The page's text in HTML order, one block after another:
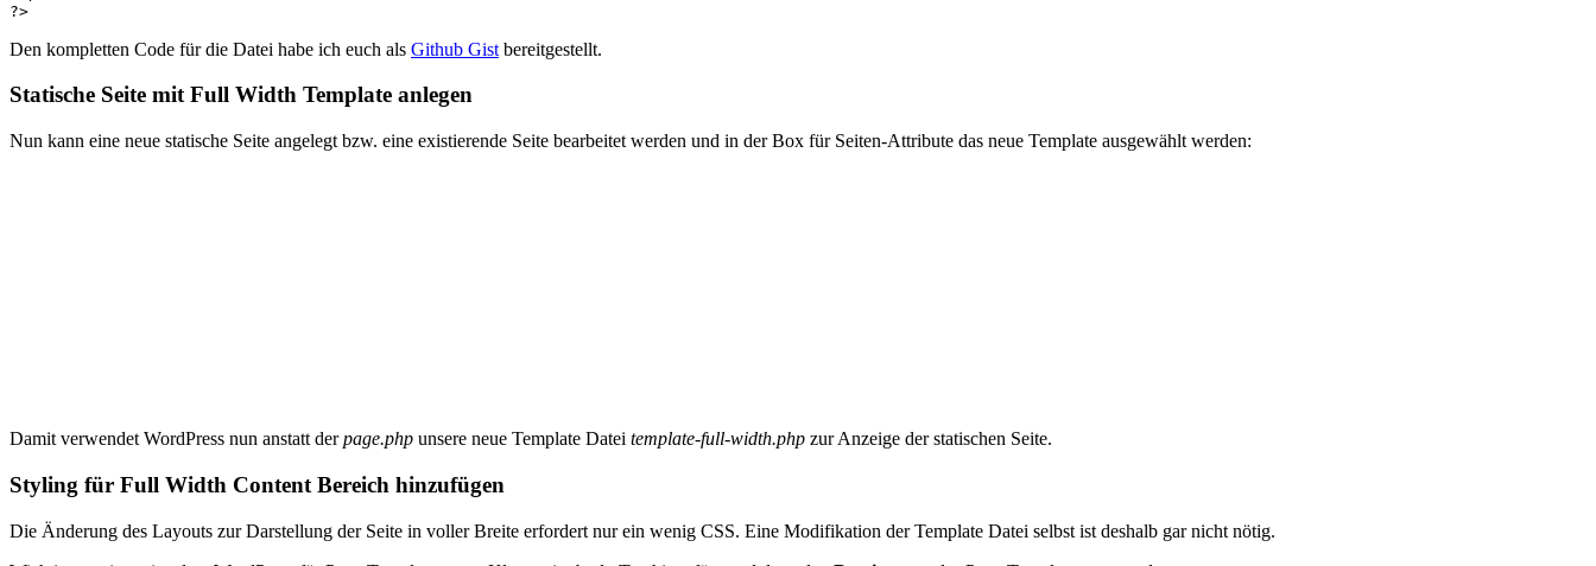
?>
Den kompletten Code für die Datei habe ich euch als Github Gist bereitgestellt.
Statische Seite mit Full Width Template anlegen
Nun kann eine neue statische Seite angelegt bzw. eine existierende Seite bearbeitet werden und in der Box für Seiten-Attribute das neue Template ausgewählt werden:
Damit verwendet WordPress nun anstatt derpage.php unsere neue Template Datei template-full-width.php zur Anzeige der statischen Seite.
Styling für Full Width Content Bereich hinzufügen
Die Änderung des Layouts zur Darstellung der Seite in voller Breite erfordert nur ein wenig CSS. Eine Modifikation der Template Datei selbst ist deshalb gar nicht nötig.